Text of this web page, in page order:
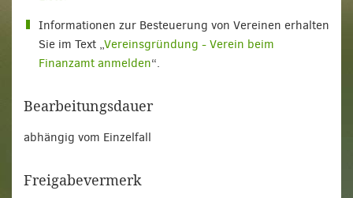
Informationen zur Besteuerung von Vereinen erhalten
Sie im Text „Vereinsgründung - Verein beim
Finanzamt anmelden“.
Bearbeitungsdauer
abhängig vom Einzelfall
Freigabevermerk